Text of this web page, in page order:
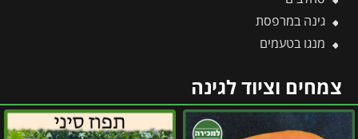
גינה במרפסת
מנגו בטעמים
צמחים וציוד לגינה